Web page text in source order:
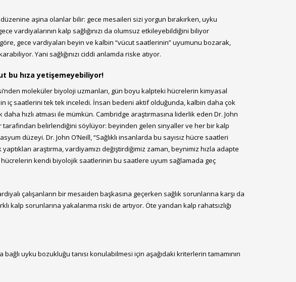
aşina olanlar bilir: gece mesaileri sizi yorgun bırakırken, uyku
vardiyalarının kalp sağlığınızı da olumsuz etkileyebildiğini biliyor
gece vardiyaları beyin ve kalbin “vücut saatlerinin” uyumunu bozarak,
Yani sağlığınızı ciddi anlamda riske atıyor.
bu hıza yetişemeyebiliyor!
moleküler biyoloji uzmanları, gün boyu kalpteki hücrelerin kimyasal
iç saatlerini tek tek inceledi. İnsan bedeni aktif olduğunda, kalbin daha çok
hızlı atması ile mümkün. Cambridge araştırmasına liderlik eden Dr. John
tarafından belirlendiğini söylüyor: beyinden gelen sinyaller ve her bir kalp
düzeyi. Dr. John O’Neill, “Sağlıklı insanlarda bu sayısız hücre saatleri
araştırma, vardiyamızı değiştirdiğimiz zaman, beynimiz hızla adapte
kendi biyolojik saatlerinin bu saatlere uyum sağlamada geç
çalışanların bir mesaiden başkasına geçerken sağlık sorunlarına karşı da
kalp sorunlarına yakalanma riski de artıyor. Öte yandan kalp rahatsızlığı
uyku bozukluğu tanısı konulabilmesi için aşağıdaki kriterlerin tamamının